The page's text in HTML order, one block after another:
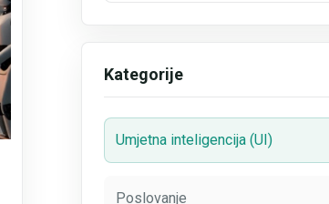
Kategorije
Umjetna inteligencija (UI)
Poslovanje